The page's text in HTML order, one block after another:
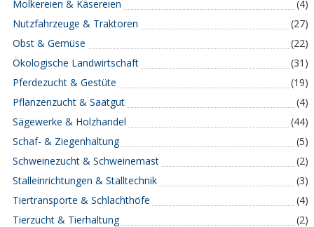
Molkereien & Käsereien
(4)
Nutzfahrzeuge & Traktoren
(27)
Obst & Gemüse
(22)
Ökologische Landwirtschaft
(31)
Pferdezucht & Gestüte
(19)
Pflanzenzucht & Saatgut
(4)
Sägewerke & Holzhandel
(44)
Schaf- & Ziegenhaltung
(5)
Schweinezucht & Schweinemast
(2)
Stalleinrichtungen & Stalltechnik
(3)
Tiertransporte & Schlachthöfe
(4)
Tierzucht & Tierhaltung
(2)